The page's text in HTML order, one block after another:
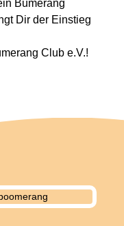
Bumerang
Dir der Einstieg
Club e.V.!